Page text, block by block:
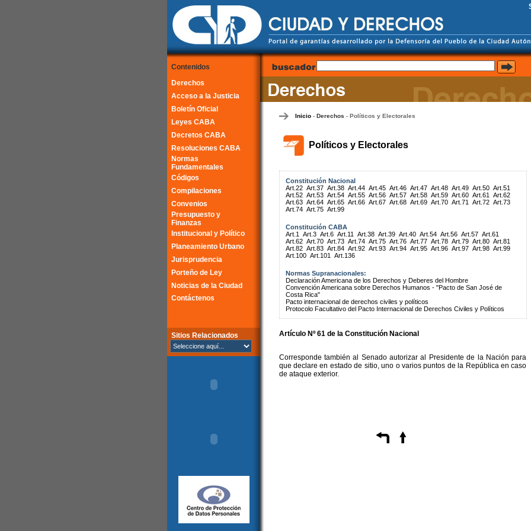
Contenidos
Derechos
Acceso a la Justicia
Boletín Oficial
Leyes CABA
Decretos CABA
Resoluciones CABA
Normas
Fundamentales
Códigos
Compilaciones
Convenios
Presupuesto y
Finanzas
Institucional y Político
Planeamiento Urbano
Jurisprudencia
Porteño de Ley
Noticias de la Ciudad
Contáctenos
Sitios Relacionados
Inicio- Derechos - Políticos y Electorales
Políticos y Electorales
Constitución Nacional
Art.22 Art.37 Art.38 Art.44 Art.45 Art.46 Art.47 Art.48 Art.49 Art.50 Art.51
Art.52 Art.53 Art.54 Art.55 Art.56 Art.57 Art.58 Art.59 Art.60 Art.61
Art.62
Art.63 Art.64 Art.65 Art.66 Art.67 Art.68 Art.69 Art.70 Art.71 Art.72 Art.73
Art.74 Art.75 Art.99
Constitución CABA
Art.1
Art.3 Art.6 Art.11 Art.38 Art.39 Art.40 Art.54 Art.56 Art.57 Art.61
Art.62 Art.70 Art.73 Art.74 Art.75 Art.76 Art.77 Art.78 Art.79 Art.80 Art.81
Art.82 Art.83 Art.84 Art.92 Art.93 Art.94 Art.95 Art.96 Art.97 Art.98 Art.99
Art.100 Art.101 Art.136
Normas Supranacionales:
Declaración Americana de los Derechos y Deberes del Hombre
Convención Americana sobre Derechos Humanos - "Pacto de San José de
Costa Rica"
Pacto internacional de derechos civiles y políticos
Protocolo Facultativo del Pacto Internacional de Derechos Civiles y Políticos
Artículo Nº 61 de la Constitución Nacional
Corresponde también al Senado autorizar al Presidente de la Nación para
que declare en estado de sitio, uno o varios puntos de la República en caso
de ataque exterior.